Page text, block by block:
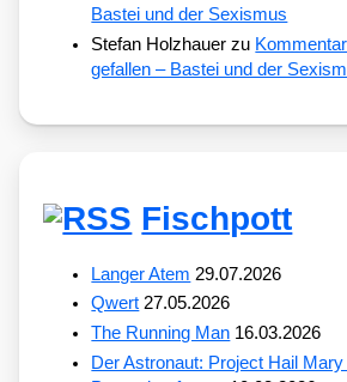
Bastei und der Sexismus
Stefan Holzhauer zu
gefallen – Bastei und der
Fischpott
Langer Atem 29.07.2026
Qwert 27.05.2026
The Running Man 16.03.2026
Der Astronaut: Project Hail